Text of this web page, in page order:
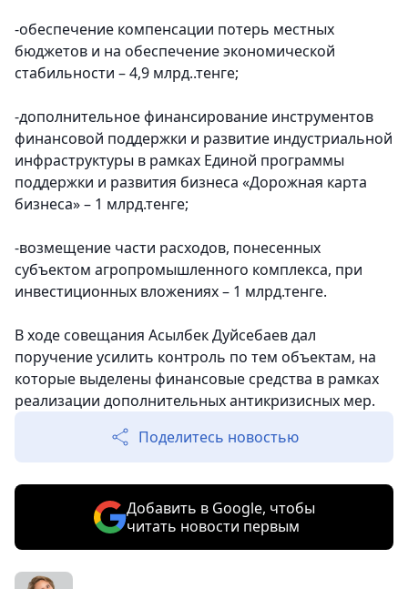
-обеспечение компенсации потерь местных
бюджетов и на обеспечение экономической
стабильности – 4,9 млрд..тенге;
-дополнительное финансирование инструментов
финансовой поддержки и развитие индустриальной
инфраструктуры в рамках Единой программы
поддержки и развития бизнеса «Дорожная карта
бизнеса» – 1 млрд.тенге;
-возмещение части расходов, понесенных
субъектом агропромышленного комплекса, при
инвестиционных вложениях – 1 млрд.тенге.
В ходе совещания Асылбек Дуйсебаев дал
поручение усилить контроль по тем объектам, на
которые выделены финансовые средства в рамках
реализации дополнительных антикризисных мер.
Поделитесь новостью
Добавить в Google, чтобы
читать новости первым